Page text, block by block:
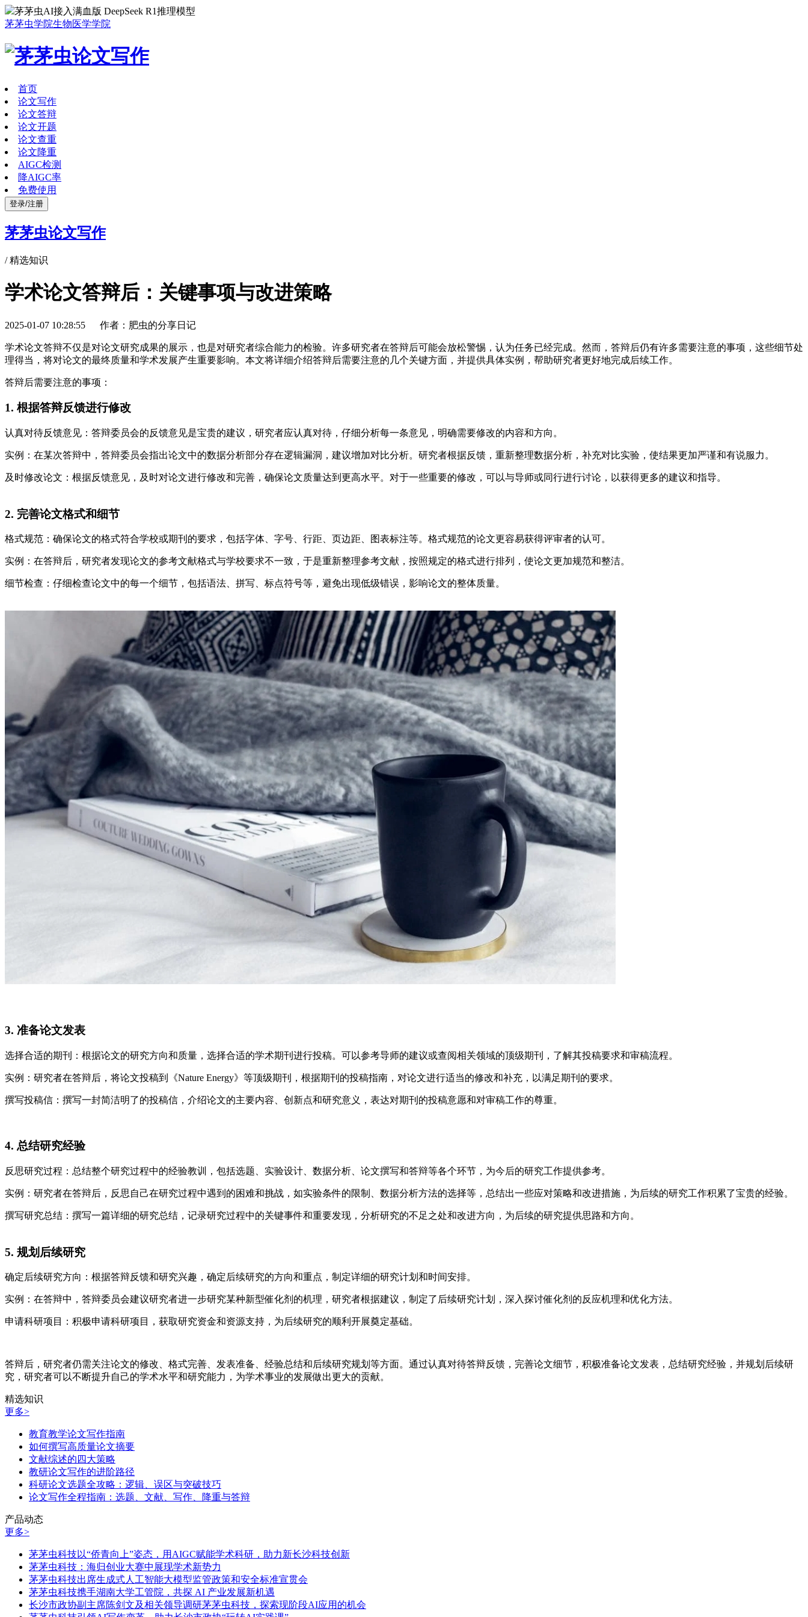
茅茅虫AI接入满血版 DeepSeek R1推理模型
茅茅虫学院生物医学学院
首页
论文写作
论文答辩
论文开题
论文查重
论文降重
AIGC检测
降AIGC率
免费使用
登录/注册
茅茅虫论文写作
/精选知识
学术论文答辩后：关键事项与改进策略
2025-01-07 10:28:55 作者：肥虫的分享日记
学术论文答辩不仅是对论文研究成果的展示，也是对研究者综合能力的检验。许多研究者在答辩后可能会放松警惕，认为任务已经完成。然而，答辩后仍有许多需要注意的事项，这些细节处
理得当，将对论文的最终质量和学术发展产生重要影响。本文将详细介绍答辩后需要注意的几个关键方面，并提供具体实例，帮助研究者更好地完成后续工作。
答辩后需要注意的事项：
1. 根据答辩反馈进行修改
认真对待反馈意见：答辩委员会的反馈意见是宝贵的建议，研究者应认真对待，仔细分析每一条意见，明确需要修改的内容和方向。
实例：在某次答辩中，答辩委员会指出论文中的数据分析部分存在逻辑漏洞，建议增加对比分析。研究者根据反馈，重新整理数据分析，补充对比实验，使结果更加严谨和有说服力。
及时修改论文：根据反馈意见，及时对论文进行修改和完善，确保论文质量达到更高水平。对于一些重要的修改，可以与导师或同行进行讨论，以获得更多的建议和指导。
2. 完善论文格式和细节
格式规范：确保论文的格式符合学校或期刊的要求，包括字体、字号、行距、页边距、图表标注等。格式规范的论文更容易获得评审者的认可。
实例：在答辩后，研究者发现论文的参考文献格式与学校要求不一致，于是重新整理参考文献，按照规定的格式进行排列，使论文更加规范和整洁。
细节检查：仔细检查论文中的每一个细节，包括语法、拼写、标点符号等，避免出现低级错误，影响论文的整体质量。
3. 准备论文发表
选择合适的期刊：根据论文的研究方向和质量，选择合适的学术期刊进行投稿。可以参考导师的建议或查阅相关领域的顶级期刊，了解其投稿要求和审稿流程。
实例：研究者在答辩后，将论文投稿到《Nature Energy》等顶级期刊，根据期刊的投稿指南，对论文进行适当的修改和补充，以满足期刊的要求。
撰写投稿信：撰写一封简洁明了的投稿信，介绍论文的主要内容、创新点和研究意义，表达对期刊的投稿意愿和对审稿工作的尊重。
4. 总结研究经验
反思研究过程：总结整个研究过程中的经验教训，包括选题、实验设计、数据分析、论文撰写和答辩等各个环节，为今后的研究工作提供参考。
实例：研究者在答辩后，反思自己在研究过程中遇到的困难和挑战，如实验条件的限制、数据分析方法的选择等，总结出一些应对策略和改进措施，为后续的研究工作积累了宝贵的经验。
撰写研究总结：撰写一篇详细的研究总结，记录研究过程中的关键事件和重要发现，分析研究的不足之处和改进方向，为后续的研究提供思路和方向。
5. 规划后续研究
确定后续研究方向：根据答辩反馈和研究兴趣，确定后续研究的方向和重点，制定详细的研究计划和时间安排。
实例：在答辩中，答辩委员会建议研究者进一步研究某种新型催化剂的机理，研究者根据建议，制定了后续研究计划，深入探讨催化剂的反应机理和优化方法。
申请科研项目：积极申请科研项目，获取研究资金和资源支持，为后续研究的顺利开展奠定基础。
答辩后，研究者仍需关注论文的修改、格式完善、发表准备、经验总结和后续研究规划等方面。通过认真对待答辩反馈，完善论文细节，积极准备论文发表，总结研究经验，并规划后续研
究，研究者可以不断提升自己的学术水平和研究能力，为学术事业的发展做出更大的贡献。
精选知识
更多>
教育教学论文写作指南
如何撰写高质量论文摘要
文献综述的四大策略
教研论文写作的进阶路径
科研论文选题全攻略：逻辑、误区与突破技巧
论文写作全程指南：选题、文献、写作、降重与答辩
产品动态
更多>
茅茅虫科技以“侨青向上”姿态，用AIGC赋能学术科研，助力新长沙科技创新
茅茅虫科技：海归创业大赛中展现学术新势力
茅茅虫科技出席生成式人工智能大模型监管政策和安全标准宣贯会
茅茅虫科技携手湖南大学工管院，共探 AI 产业发展新机遇
长沙市政协副主席陈剑文及相关领导调研茅茅虫科技，探索现阶段AI应用的机会